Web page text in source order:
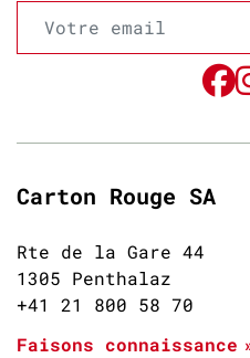
Carton Rouge SA
Rte de la Gare 44
1305 Penthalaz
+41 21 800 58 70
Faisons connaissance